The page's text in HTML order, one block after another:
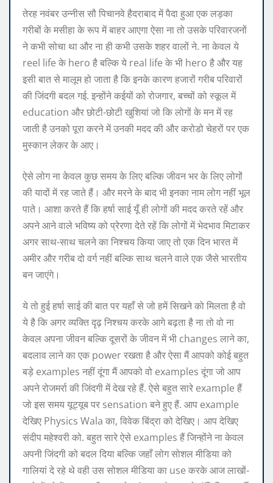
तेरह नवंबर उन्नीस सौ पिचानवे हैदराबाद में पैदा हुआ एक लड़का
गरीबों के मसीहा के रूप में बाहर आएगा ऐसा ना तो उसके परिवारजनों
ने कभी सोचा था और ना ही कभी उसके शहर वालों ने. ना केवल ये
reel life के hero है बल्कि ये real life के भी hero है और यह
इसी बात से मालूम हो जाता है कि इनके कारण हजारों गरीब परिवारों
की जिंदगी बदल गई. इन्होंने कईयों को रोजगार, बच्चों को स्कूल में
education और छोटी-छोटी खुशियां जो कि लोगों के मन में रह
जाती है उनको पूरा करने में उनकी मदद की और करोडो चेहरों पर एक
मुस्कान लेकर के आए।
ऐसे लोग ना केवल कुछ समय के लिए बल्कि जीवन भर के लिए लोगों
की यादों में रह जाते हैं। और मरने के बाद भी इनका नाम लोग नहीं भूल
पाते। आशा करते हैं कि हर्षा साई यूँ ही लोगों की मदद करते रहें और
अपने आने वाले भविष्य को प्रेरणा देते रहें कि लोगों में भेदभाव मिटाकर
अगर साथ-साथ चलने का निश्चय किया जाए तो एक दिन भारत में
अमीर और गरीब दो वर्ग नहीं बल्कि साथ चलने वाले एक जैसे भारतीय
बन जाएंगे।
ये तो हुई हर्षा साई की बात पर यहाँ से जो हमें सिखने को मिलता है वो
ये है कि अगर व्यक्ति दृढ़ निश्चय करके आगे बढ़ता है ना तो वो ना
केवल अपना जीवन बल्कि दूसरों के जीवन में भी changes लाने का,
बदलाव लाने का एक power रखता है और ऐसा मैं आपको कोई बहुत
बड़े examples नहीं दूंगा मैं आपको वो examples दूंगा जो आप
अपने रोजमर्रा की जिंदगी में देख रहे हैं. ऐसे बहुत सारे example हैं
जो इस समय यूट्यूब पर sensation बने हुए हैं. आप example
देखिए Physics Wala का, विवेक बिंद्रा को देखिए। आप देखिए
संदीप महेश्वरी को. बहुत सारे ऐसे examples हैं जिन्होंने ना केवल
अपनी जिंदगी को बदल दिया बल्कि जहाँ लोग सोशल मीडिया को
गालियां दे रहे थे वही उस सोशल मीडिया का use करके आज लाखों-